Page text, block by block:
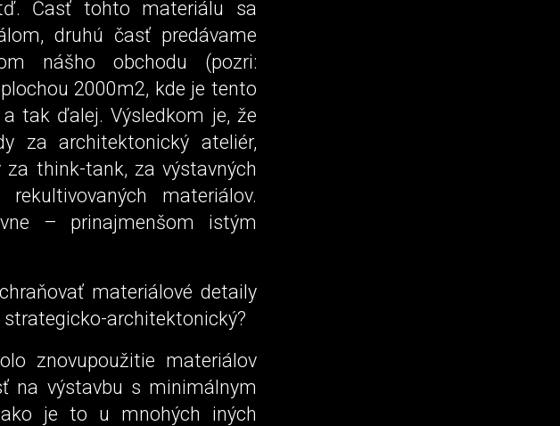
Časť tohto materiálu sa
druhú časť predávame
nášho obchodu (pozri:
2000m2, kde je tento
tak ďalej. Výsledkom je, že
za architektonický ateliér,
za think-tank, za výstavných
materiálov.
– prinajmenšom istým
materiálové detaily
architektonický?
znovupoužitie materiálov
na výstavbu s minimálnym
je to u mnohých iných